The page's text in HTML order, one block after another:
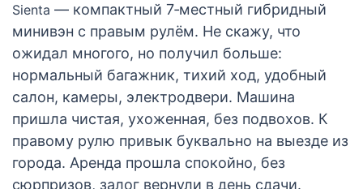
Sienta — компактный 7‑местный гибридный
минивэн с правым рулём. Не скажу, что
ожидал многого, но получил больше:
нормальный багажник, тихий ход, удобный
салон, камеры, электродвери. Машина
пришла чистая, ухоженная, без подвохов. К
правому рулю привык буквально на выезде из
города. Аренда прошла спокойно, без
сюрпризов, залог вернули в день сдачи.